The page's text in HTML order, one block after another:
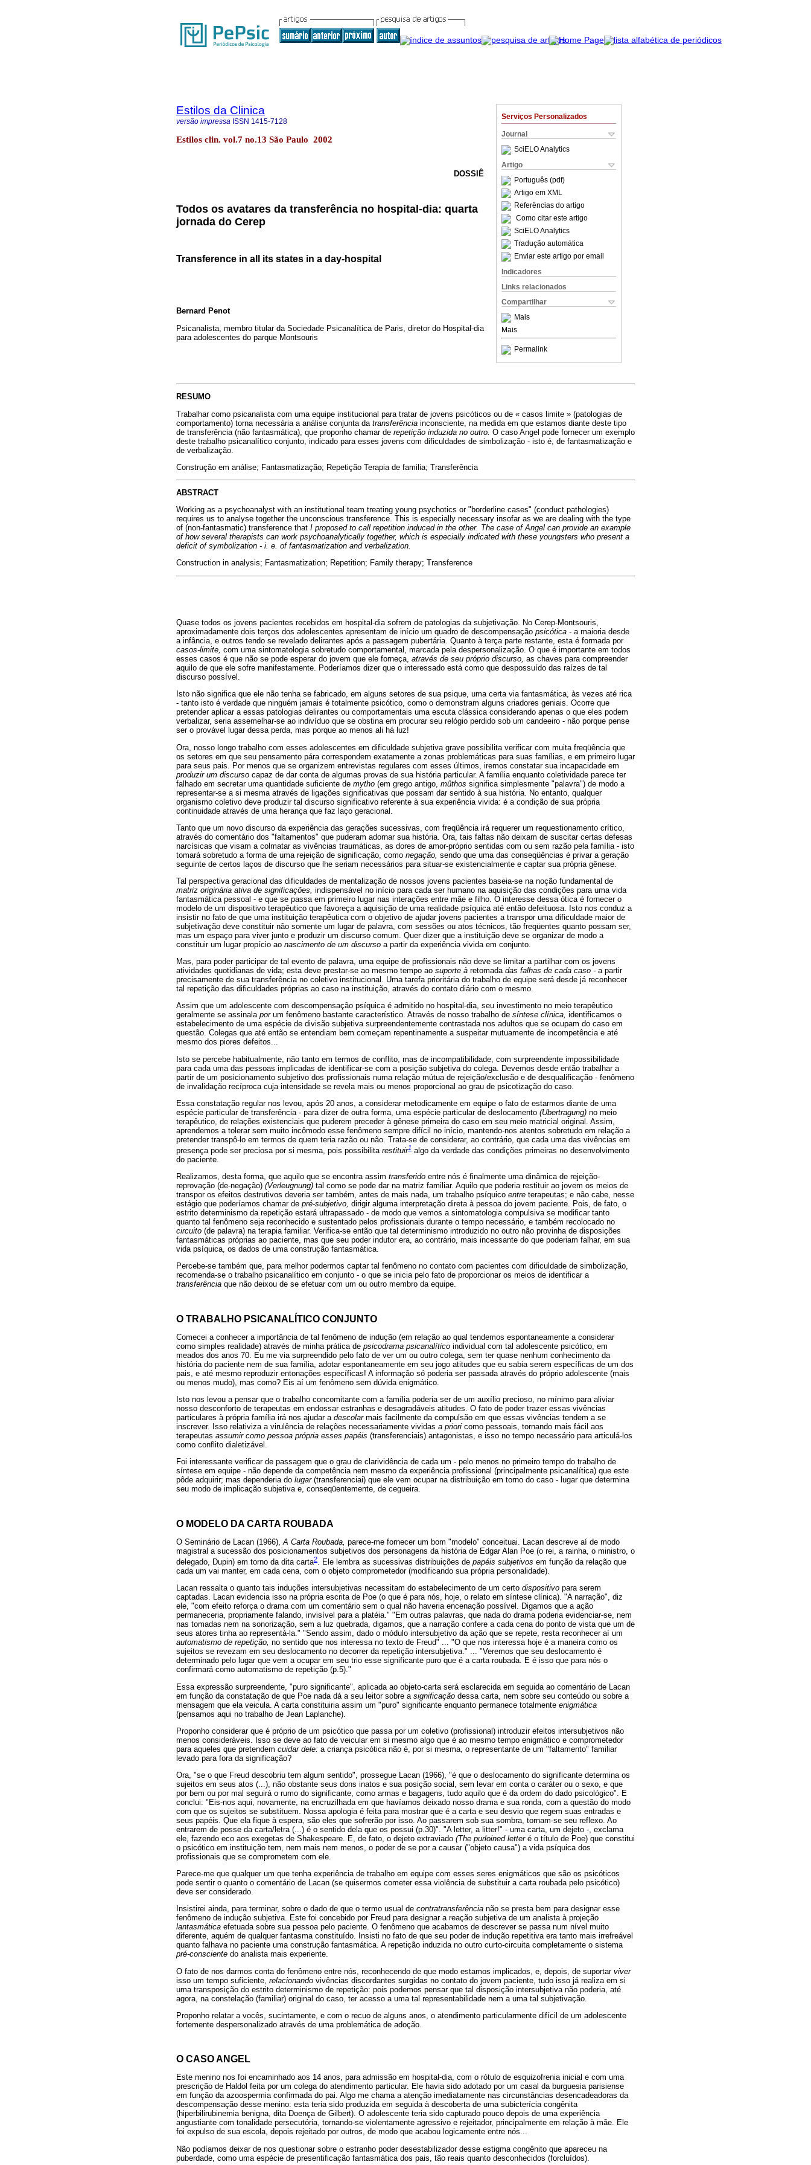
Serviços Personalizados
Journal
SciELO Analytics
Artigo
Português (pdf)
Artigo em XML
Referências do artigo
Como citar este artigo
SciELO Analytics
Tradução automática
Enviar este artigo por email
Indicadores
Links relacionados
Compartilhar
Mais
Mais
Permalink
Estilos da Clinica
versão impressa ISSN 1415-7128
Estilos clin. vol.7 no.13 São Paulo 2002
DOSSIÊ
Todos os avatares da transferência no hospital-dia: quarta
jornada do Cerep
Transference in all its states in a day-hospital
Bernard Penot
Psicanalista, membro titular da Sociedade Psicanalítica de Paris, diretor do Hospital-dia
para adolescentes do parque Montsouris
RESUMO
Trabalhar como psicanalista com uma equipe institucional para tratar de jovens psicóticos ou de « casos limite » (patologias de
comportamento) torna necessária a análise conjunta da transferência inconsciente, na medida em que estamos diante deste tipo
de transferência (não fantasmática), que proponho chamar de repetição induzida no outro. O caso Angel pode fornecer um exemplo
deste trabalho psicanalítico conjunto, indicado para esses jovens com dificuldades de simbolização - isto é, de fantasmatização e
de verbalização.
Construção em análise; Fantasmatização; Repetição Terapia de familia; Transferência
ABSTRACT
Working as a psychoanalyst with an institutional team treating young psychotics or "borderline cases" (conduct pathologies)
requires us to analyse together the unconscious transference. This is especially necessary insofar as we are dealing with the type
of (non-fantasmatic) transference that I proposed to call repetition induced in the other. The case of Angel can provide an example
of how several therapists can work psychoanalytically together, which is especially indicated with these youngsters who present a
deficit of symbolization - i. e. of fantasmatization and verbalization.
Construction in analysis; Fantasmatization; Repetition; Family therapy; Transference
Quase todos os jovens pacientes recebidos em hospital-dia sofrem de patologias da subjetivação. No Cerep-Montsouris,
aproximadamente dois terços dos adolescentes apresentam de início um quadro de descompensação psicótica - a maioria desde
a infância, e outros tendo se revelado delirantes após a passagem pubertária. Quanto à terça parte restante, esta é formada por
casos-limite, com uma sintomatologia sobretudo comportamental, marcada pela despersonalização. O que é importante em todos
esses casos é que não se pode esperar do jovem que ele forneça, através de seu próprio discurso, as chaves para compreender
aquilo de que ele sofre manifestamente. Poderíamos dizer que o interessado está como que despossuído das raízes de tal
discurso possível.
Isto não significa que ele não tenha se fabricado, em alguns setores de sua psique, uma certa via fantasmática, às vezes até rica
- tanto isto é verdade que ninguém jamais é totalmente psicótico, como o demonstram alguns criadores geniais. Ocorre que
pretender aplicar a essas patologias delirantes ou comportamentais uma escuta clássica considerando apenas o que eles podem
verbalizar, seria assemelhar-se ao indivíduo que se obstina em procurar seu relógio perdido sob um candeeiro - não porque pense
ser o provável lugar dessa perda, mas porque ao menos ali há luz!
Ora, nosso longo trabalho com esses adolescentes em dificuldade subjetiva grave possibilita verificar com muita freqüência que
os setores em que seu pensamento pára correspondem exatamente a zonas problemáticas para suas famílias, e em primeiro lugar
para seus pais. Por menos que se organizem entrevistas regulares com esses últimos, iremos constatar sua incapacidade em
produzir um discurso capaz de dar conta de algumas provas de sua história particular. A família enquanto coletividade parece ter
falhado em secretar uma quantidade suficiente de mytho (em grego antigo, mûthos significa simplesmente "palavra") de modo a
representar-se a si mesma através de ligações significativas que possam dar sentido à sua história. No entanto, qualquer
organismo coletivo deve produzir tal discurso significativo referente à sua experiência vivida: é a condição de sua própria
continuidade através de uma herança que faz laço geracional.
Tanto que um novo discurso da experiência das gerações sucessivas, com freqüência irá requerer um requestionamento crítico,
através do comentário dos "faltamentos" que puderam adornar sua história. Ora, tais faltas não deixam de suscitar certas defesas
narcísicas que visam a colmatar as vivências traumáticas, as dores de amor-próprio sentidas com ou sem razão pela família - isto
tomará sobretudo a forma de uma rejeição de significação, como negação, sendo que uma das conseqüências é privar a geração
seguinte de certos laços de discurso que lhe seriam necessários para situar-se existencialmente e captar sua própria gênese.
Tal perspectiva geracional das dificuldades de mentalização de nossos jovens pacientes baseia-se na noção fundamental de
matriz originária ativa de significações, indispensável no início para cada ser humano na aquisição das condições para uma vida
fantasmática pessoal - e que se passa em primeiro lugar nas interações entre mãe e filho. O interesse dessa ótica é fornecer o
modelo de um dispositivo terapêutico que favoreça a aquisição de uma realidade psíquica até então defeituosa. Isto nos conduz a
insistir no fato de que uma instituição terapêutica com o objetivo de ajudar jovens pacientes a transpor uma dificuldade maior de
subjetivação deve constituir não somente um lugar de palavra, com sessões ou atos técnicos, tão freqüentes quanto possam ser,
mas um espaço para viver junto e produzir um discurso comum. Quer dizer que a instituição deve se organizar de modo a
constituir um lugar propício ao nascimento de um discurso a partir da experiência vivida em conjunto.
Mas, para poder participar de tal evento de palavra, uma equipe de profissionais não deve se limitar a partilhar com os jovens
atividades quotidianas de vida; esta deve prestar-se ao mesmo tempo ao suporte à retomada das falhas de cada caso - a partir
precisamente de sua transferência no coletivo institucional. Uma tarefa prioritária do trabalho de equipe será desde já reconhecer
tal repetição das dificuldades próprias ao caso na instituição, através do contato diário com o mesmo.
Assim que um adolescente com descompensação psíquica é admitido no hospital-dia, seu investimento no meio terapêutico
geralmente se assinala porum fenômeno bastante característico. Através de nosso trabalho de síntese clínica, identificamos o
estabelecimento de uma espécie de divisão subjetiva surpreendentemente contrastada nos adultos que se ocupam do caso em
questão. Colegas que até então se entendiam bem começam repentinamente a suspeitar mutuamente de incompetência e até
mesmo dos piores defeitos...
Isto se percebe habitualmente, não tanto em termos de conflito, mas de incompatibilidade, com surpreendente impossibilidade
para cada uma das pessoas implicadas de identificar-se com a posição subjetiva do colega. Devemos desde então trabalhar a
partir de um posicionamento subjetivo dos profissionais numa relação mútua de rejeição/exclusão e de desqualificação - fenômeno
de invalidação recíproca cuja intensidade se revela mais ou menos proporcional ao grau de psicotização do caso.
Essa constatação regular nos levou, após 20 anos, a considerar metodicamente em equipe o fato de estarmos diante de uma
espécie particular de transferência - para dizer de outra forma, uma espécie particular de deslocamento (Ubertragung) no meio
terapêutico, de relações existenciais que puderem preceder à gênese primeira do caso em seu meio matricial original. Assim,
aprendemos a tolerar sem muito incômodo esse fenômeno sempre difícil no início, mantendo-nos atentos sobretudo em relação a
pretender transpô-lo em termos de quem teria razão ou não. Trata-se de considerar, ao contrário, que cada uma das vivências em
presença pode ser preciosa por si mesma, pois possibilita restituir1 algo da verdade das condições primeiras no desenvolvimento
do paciente.
Realizamos, desta forma, que aquilo que se encontra assim transferido entre nós é finalmente uma dinâmica de rejeição-
reprovação (de-negação) (Verleugnung) tal como se pode dar na matriz familiar. Aquilo que poderia restituir ao jovem os meios de
transpor os efeitos destrutivos deveria ser também, antes de mais nada, um trabalho psíquico entre terapeutas; e não cabe, nesse
estágio que poderíamos chamar de pré-subjetivo, dirigir alguma interpretação direta à pessoa do jovem paciente. Pois, de fato, o
estrito determinismo da repetição estará ultrapassado - de modo que vemos a sintomatologia compulsiva se modificar tanto
quanto tal fenômeno seja reconhecido e sustentado pelos profissionais durante o tempo necessário, e também recolocado no
circuito (de palavra) na terapia familiar. Verifica-se então que tal determinismo introduzido no outro não provinha de disposições
fantasmáticas próprias ao paciente, mas que seu poder indutor era, ao contrário, mais incessante do que poderiam falhar, em sua
vida psíquica, os dados de uma construção fantasmática.
Percebe-se também que, para melhor podermos captar tal fenômeno no contato com pacientes com dificuldade de simbolização,
recomenda-se o trabalho psicanalítico em conjunto - o que se inicia pelo fato de proporcionar os meios de identificar a
transferência que não deixou de se efetuar com um ou outro membro da equipe.
O TRABALHO PSICANALÍTICO CONJUNTO
Comecei a conhecer a importância de tal fenômeno de indução (em relação ao qual tendemos espontaneamente a considerar
como simples realidade) através de minha prática de psicodrama psicanalítico individual com tal adolescente psicótico, em
meados dos anos 70. Eu me via surpreendido pelo fato de ver um ou outro colega, sem ter quase nenhum conhecimento da
história do paciente nem de sua família, adotar espontaneamente em seu jogo atitudes que eu sabia serem específicas de um dos
pais, e até mesmo reproduzir entonações específicas! A informação só poderia ser passada através do próprio adolescente (mais
ou menos mudo), mas como? Eis aí um fenômeno sem dúvida enigmático.
Isto nos levou a pensar que o trabalho concomitante com a família poderia ser de um auxílio precioso, no mínimo para aliviar
nosso desconforto de terapeutas em endossar estranhas e desagradáveis atitudes. O fato de poder trazer essas vivências
particulares à própria família irá nos ajudar a descolarmais facilmente da compulsão em que essas vivências tendem a se
inscrever. Isso relativiza a virulência de relações necessariamente vividas a priori como pessoais, tornando mais fácil aos
terapeutas assumir como pessoa própria esses papéis (transferenciais) antagonistas, e isso no tempo necessário para articulá-los
como conflito dialetizável.
Foi interessante verificar de passagem que o grau de clarividência de cada um - pelo menos no primeiro tempo do trabalho de
síntese em equipe - não depende da competência nem mesmo da experiência profissional (principalmente psicanalítica) que este
pôde adquirir; mas dependeria do lugar(transferenciai) que ele vem ocupar na distribuição em torno do caso - lugar que determina
seu modo de implicação subjetiva e, conseqüentemente, de cegueira.
O MODELO DA CARTA ROUBADA
O Seminário de Lacan (1966), A Carta Roubada, parece-me fornecer um bom "modelo" conceituai. Lacan descreve aí de modo
magistral a sucessão dos posicionamentos subjetivos dos personagens da história de Edgar Alan Poe (o rei, a rainha, o ministro, o
delegado, Dupin) em torno da dita carta2. Ele lembra as sucessivas distribuições de papéis subjetivos em função da relação que
cada um vai manter, em cada cena, com o objeto comprometedor (modificando sua própria personalidade).
Lacan ressalta o quanto tais induções intersubjetivas necessitam do estabelecimento de um certo dispositivo para serem
captadas. Lacan evidencia isso na própria escrita de Poe (o que é para nós, hoje, o relato em síntese clínica). "A narração", diz
ele, "com efeito reforça o drama com um comentário sem o qual não haveria encenação possível. Digamos que a ação
permaneceria, propriamente falando, invisível para a platéia." "Em outras palavras, que nada do drama poderia evidenciar-se, nem
nas tomadas nem na sonorização, sem a luz quebrada, digamos, que a narração confere a cada cena do ponto de vista que um de
seus atores tinha ao representá-la." "Sendo assim, dado o módulo intersubjetivo da ação que se repete, resta reconhecer aí um
automatismo de repetição, no sentido que nos interessa no texto de Freud" ... "O que nos interessa hoje é a maneira como os
sujeitos se revezam em seu deslocamento no decorrer da repetição intersubjetiva." ... "Veremos que seu deslocamento é
determinado pelo lugar que vem a ocupar em seu trio esse significante puro que é a carta roubada. E é isso que para nós o
confirmará como automatismo de repetição (p.5)."
Essa expressão surpreendente, "puro significante", aplicada ao objeto-carta será esclarecida em seguida ao comentário de Lacan
em função da constatação de que Poe nada dá a seu leitor sobre a significação dessa carta, nem sobre seu conteúdo ou sobre a
mensagem que ela veicula. A carta constituiria assim um "puro" significante enquanto permanece totalmente enigmática
(pensamos aqui no trabalho de Jean Laplanche).
Proponho considerar que é próprio de um psicótico que passa por um coletivo (profissional) introduzir efeitos intersubjetivos não
menos consideráveis. Isso se deve ao fato de veicular em si mesmo algo que é ao mesmo tempo enigmático e comprometedor
para aqueles que pretendem cuidar dele: a criança psicótica não é, por si mesma, o representante de um "faltamento" familiar
levado para fora da significação?
Ora, "se o que Freud descobriu tem algum sentido", prossegue Lacan (1966), "é que o deslocamento do significante determina os
sujeitos em seus atos (...), não obstante seus dons inatos e sua posição social, sem levar em conta o caráter ou o sexo, e que
por bem ou por mal seguirá o rumo do significante, como armas e bagagens, tudo aquilo que é da ordem do dado psicológico". E
conclui: "Eis-nos aqui, novamente, na encruzilhada em que havíamos deixado nosso drama e sua ronda, com a questão do modo
com que os sujeitos se substituem. Nossa apologia é feita para mostrar que é a carta e seu desvio que regem suas entradas e
seus papéis. Que ela fique à espera, são eles que sofrerão por isso. Ao passarem sob sua sombra, tornam-se seu reflexo. Ao
entrarem de posse da carta/letra (...) é o sentido dela que os possui (p.30)". "A letter, a litter!" - uma carta, um dejeto -, exclama
ele, fazendo eco aos exegetas de Shakespeare. E, de fato, o dejeto extraviado (The purloined letteré o título de Poe) que constitui
o psicótico em instituição tem, nem mais nem menos, o poder de se por a causar ("objeto causa") a vida psíquica dos
profissionais que se comprometem com ele.
Parece-me que qualquer um que tenha experiência de trabalho em equipe com esses seres enigmáticos que são os psicóticos
pode sentir o quanto o comentário de Lacan (se quisermos cometer essa violência de substituir a carta roubada pelo psicótico)
deve ser considerado.
Insistirei ainda, para terminar, sobre o dado de que o termo usual de contratransferência não se presta bem para designar esse
fenômeno de indução subjetiva. Este foi concebido por Freud para designar a reação subjetiva de um analista à projeção
lantasmática efetuada sobre sua pessoa pelo paciente. O fenômeno que acabamos de descrever se passa num nível muito
diferente, aquém de qualquer fantasma constituído. Insisti no fato de que seu poder de indução repetitiva era tanto mais irrefreável
quanto falhava no paciente uma construção fantasmática. A repetição induzida no outro curto-circuita completamente o sistema
pré-consciente do analista mais experiente.
O fato de nos darmos conta do fenômeno entre nós, reconhecendo de que modo estamos implicados, e, depois, de suportar viver
isso um tempo suficiente, relacionando vivências discordantes surgidas no contato do jovem paciente, tudo isso já realiza em si
uma transposição do estrito determinismo de repetição: pois podemos pensar que tal disposição intersubjetiva não poderia, até
agora, na constelação (familiar) original do caso, ter acesso a uma tal representabilidade nem a uma tal subjetivação.
Proponho relatar a vocês, sucintamente, e com o recuo de alguns anos, o atendimento particularmente difícil de um adolescente
fortemente despersonalizado através de uma problemática de adoção.
O CASO ANGEL
Este menino nos foi encaminhado aos 14 anos, para admissão em hospital-dia, com o rótulo de esquizofrenia inicial e com uma
prescrição de Haldol feita por um colega do atendimento particular. Ele havia sido adotado por um casal da burguesia parisiense
em função da azoospermia confirmada do pai. Algo me chama a atenção imediatamente nas circunstâncias desencadeadoras da
descompensação desse menino: esta teria sido produzida em seguida à descoberta de uma subicterícia congênita
(hiperbilirubinemia benigna, dita Doença de Gilbert). O adolescente teria sido capturado pouco depois de uma experiência
angustiante com tonalidade persecutória, tornando-se violentamente agressivo e rejeitador, principalmente em relação à mãe. Ele
foi expulso de sua escola, depois rejeitado por outros, de modo que acabou logicamente entre nós...
Não podíamos deixar de nos questionar sobre o estranho poder desestabilizador desse estigma congênito que apareceu na
puberdade, como uma espécie de presentificação fantasmática dos pais, tão reais quanto desconhecidos (forcluídos).